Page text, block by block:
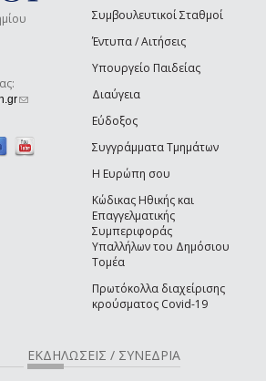
(link sends e-mail)
Συμβουλευτικοί Σταθμοί
Έντυπα / Αιτήσεις
Υπουργείο Παιδείας
Διαύγεια
Εύδοξος
Συγγράμματα Τμημάτων
Η Ευρώπη σου
Κώδικας Ηθικής και
Επαγγελματικής
Συμπεριφοράς
Υπαλλήλων του Δημόσιου
Τομέα
Πρωτόκολλα διαχείρισης
κρούσματος Covid-19
ΕΚΔΗΛΩΣΕΙΣ / ΣΥΝΕΔΡΙΑ